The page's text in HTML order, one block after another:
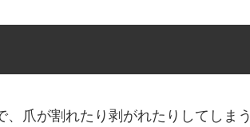
爪が割れたり剥がれたりしてしまう